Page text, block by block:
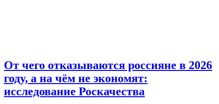
От чего отказываются россияне в 2026
году, а на чём не экономят:
исследование Роскачества